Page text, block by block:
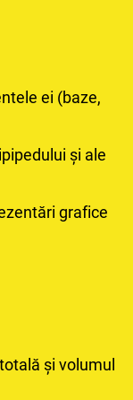
ei (baze,
și ale
grafice
și volumul